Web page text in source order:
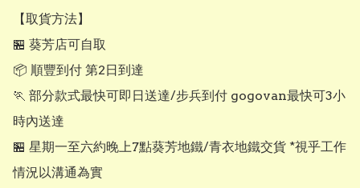
【取貨方法】
🏪 葵芳店可自取
📦 順豐到付 第2日到達
🏃 部分款式最快可即日送達/步兵到付 gogovan最快可3小
時內送達
🏪 星期一至六約晚上7點葵芳地鐵/青衣地鐵交貨 *視乎工作
情況以溝通為實